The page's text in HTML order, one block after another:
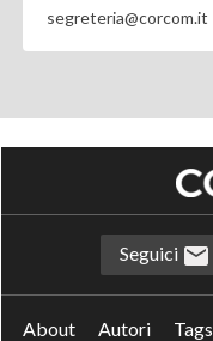
segreteria@corcom.it
Seguici
About Autori Tags